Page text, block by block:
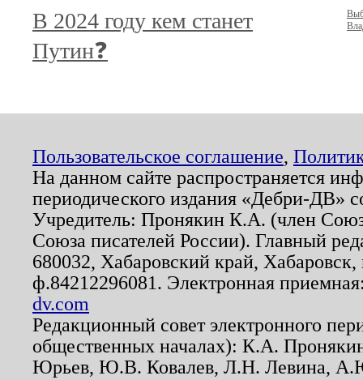
В 2024 году кем станет
Путин❓
Пользовательское соглашение,
На данном сайте распространяется
периодического издания «Дебри-ДВ»
Учредитель: Пронякин К.А. (член
Союза писателей России). Главный
680032, Хабаровский край,
ф.84212296081. Электронная
dv.com
Редакционный совет электронного
общественных началах): К.А.
Юрьев, Ю.В. Ковалев, Л.Н. Левина,